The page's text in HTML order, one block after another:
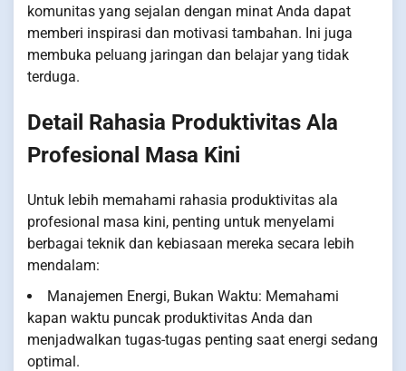
komunitas yang sejalan dengan minat Anda dapat
memberi inspirasi dan motivasi tambahan. Ini juga
membuka peluang jaringan dan belajar yang tidak
terduga.
Detail Rahasia Produktivitas Ala
Profesional Masa Kini
Untuk lebih memahami rahasia produktivitas ala
profesional masa kini, penting untuk menyelami
berbagai teknik dan kebiasaan mereka secara lebih
mendalam:
Manajemen Energi, Bukan Waktu: Memahami
kapan waktu puncak produktivitas Anda dan
menjadwalkan tugas-tugas penting saat energi sedang
optimal.